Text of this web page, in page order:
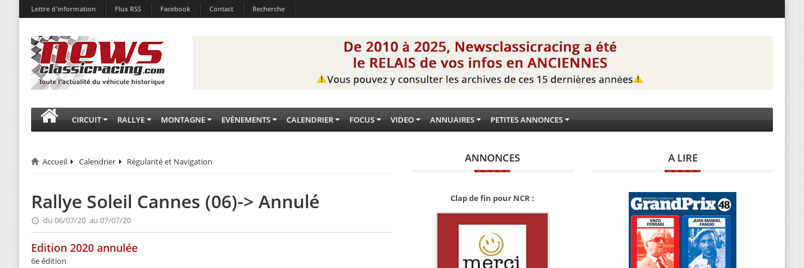
Lettre d'information Flux RSS Facebook Contact Recherche
CIRCUIT RALLYE MONTAGNE EVÈNEMENTS CALENDRIER FOCUS VIDEO ANNUAIRES PETITES ANNONCES
Accueil Calendrier Régularité et Navigation
Rallye Soleil Cannes (06)-> Annulé
du 06/07/20 au 07/07/20
Edition 2020 annulée
6e édition
ANNONCES
Clap de fin pour NCR :
A LIRE